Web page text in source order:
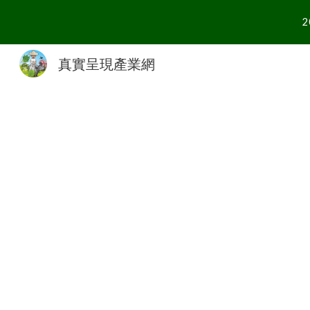
真實呈現產業網